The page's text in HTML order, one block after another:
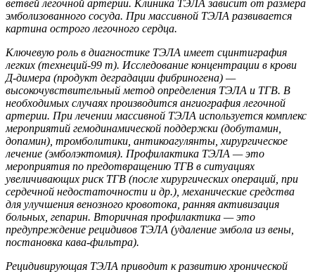
ветвей легочной артерии. Клиника ТЭЛА зависит от размера
эмболизованного сосуда. При массивной ТЭЛА развивается
картина острого легочного сердца.
Ключевую роль в диагностике ТЭЛА имеет сцинтиграфия
легких (технеций-99 m). Исследование концентрации в крови
Д-димера (продукт деградации фибриногена) —
высокочувствительный метод определения ТЭЛА и ТГВ. В
необходимых случаях производится ангиография легочной
артерии. При лечении массивной ТЭЛА используется комплекс
мероприятий гемодинамической поддержки (добутамин,
допамин), тромболитики, антикоагулянты, хирургическое
лечение (эмболэктомия). Профилактика ТЭЛА — это
мероприятия по предотвращению ТГВ в ситуациях
увеличивающих риск ТГВ (после хирургических операций, при
сердечной недостаточности и др.), механические средства
для улучшения венозного кровотока, ранняя активизация
больных, гепарин. Вторичная профилактика — это
предупреждение рецидивов ТЭЛА (удаление эмбола из вены,
постановка кава-фильтра).
Рецидивирующая ТЭЛА приводит к развитию хронической